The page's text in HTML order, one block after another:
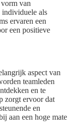
van
individuele als
ervaren een
een positieve
aspect van
teamleden
en te
zorgt ervoor dat
en
aan een hoge mate